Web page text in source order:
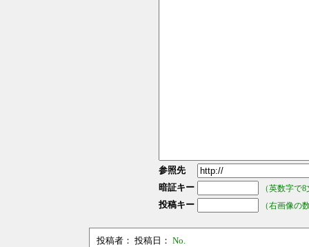
参照先
暗証キー
（英数字で
投稿キー （右画像の
投稿者： 投稿日： No.